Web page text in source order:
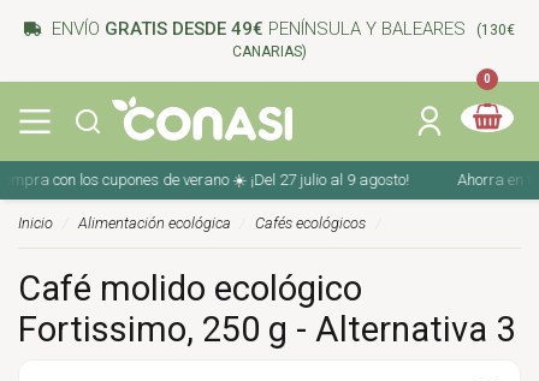
ENVÍO GRATIS DESDE 49€ PENÍNSULA Y BALEARES
(130€
CANARIAS)
0
con los cupones de verano ☀️ ¡Del 27 julio al 9 agosto! Ahorra en tu
Inicio Alimentación ecológica Cafés ecológicos
Café molido ecológico
Fortissimo, 250 g - Alternativa 3